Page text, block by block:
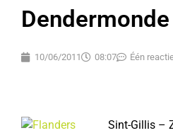
Dendermonde
10/06/2011 08:07 Één
Sint-Gillis –